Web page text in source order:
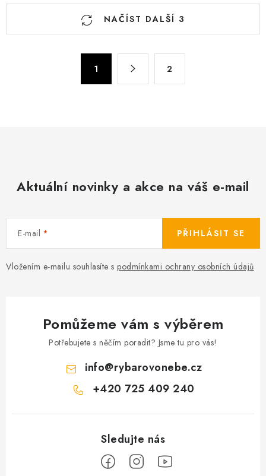
O
s
NAČÍST DALŠÍ 3
1 2
Aktuální novinky a akce na váš e-mail
E-mail
Vložením e-mailu souhlasíte s podmínkami ochrany osobních údajů
PŘIHLÁSIT SE
Pomůžeme vám s výběrem
Potřebujete s něčím poradit? Jsme tu pro vás!
info@rybarovonebe.cz
+420 725 409 240